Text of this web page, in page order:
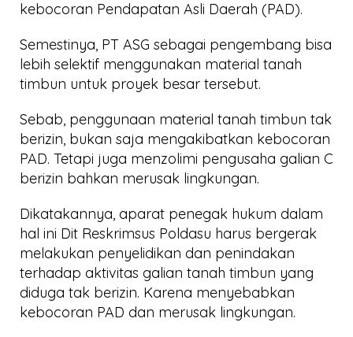
kebocoran Pendapatan Asli Daerah (PAD).
Semestinya, PT ASG sebagai pengembang bisa
lebih selektif menggunakan material tanah
timbun untuk proyek besar tersebut.
Sebab, penggunaan material tanah timbun tak
berizin, bukan saja mengakibatkan kebocoran
PAD. Tetapi juga menzolimi pengusaha galian C
berizin bahkan merusak lingkungan.
Dikatakannya, aparat penegak hukum dalam
hal ini Dit Reskrimsus Poldasu harus bergerak
melakukan penyelidikan dan penindakan
terhadap aktivitas galian tanah timbun yang
diduga tak berizin. Karena menyebabkan
kebocoran PAD dan merusak lingkungan.